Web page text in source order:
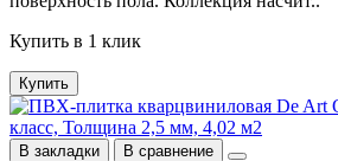
Купить в 1 клик
Купить
В закладки В сравнение